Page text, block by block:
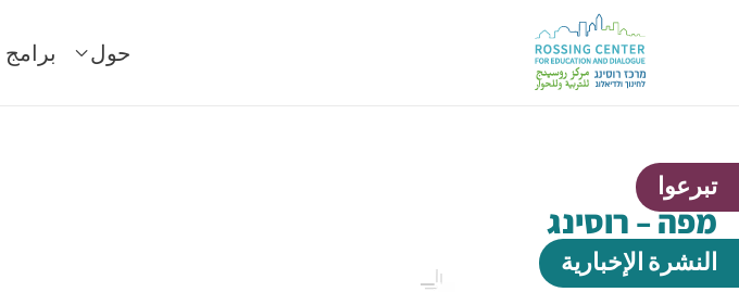
حول برامج
מפה – רוסינג
تبرعوا
النشرة الإخبارية